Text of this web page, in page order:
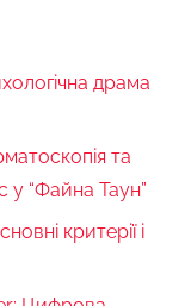
драма
та
у “Файна Таун”
критерії і